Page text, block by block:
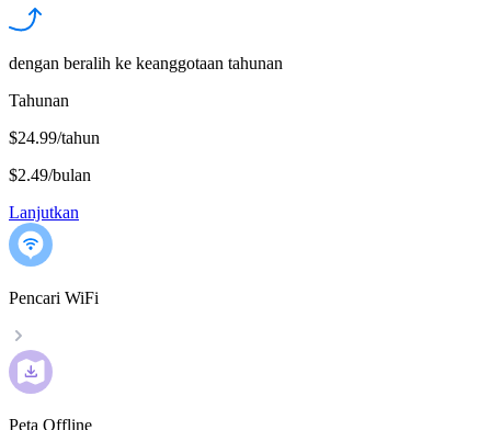
dengan beralih ke keanggotaan tahunan
Tahunan
$24.99/tahun
$2.49/bulan
Lanjutkan
Pencari WiFi
Peta Offline